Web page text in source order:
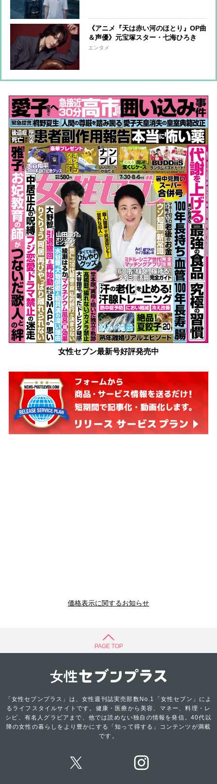
《アニメ『天は赤い河のほとり』OP曲
＆声優》元宝塚スター・七海ひろき
「きっと主人公のユーリの生き方に感
エンタメ
女性セブン最新号好評発売中
価格表示に関するお知らせ
PAGE TOP
「女性セブンプラス」は、女性週刊誌実売部数No.1「女性セブン」によ
るライフスタイルサイトです。健康・医療から美容、マネー、料理・レ
シピ、有名人グラビアまで、他では読めない独自の情報を発信。40代以
降の女性の暮らしをより豊かにする「知って得する」コンテンツが満載
です。